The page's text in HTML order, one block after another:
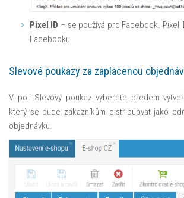
Pixel ID – se používá pro Facebook. Pixel
Facebooku.
Slevové poukazy za zaplacenou
V poli Slevový poukaz vyberete předem
který se bude zákazníkům distribuovat jako
objednávku.